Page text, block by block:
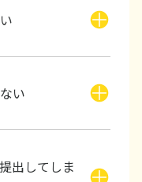
い
出してしま